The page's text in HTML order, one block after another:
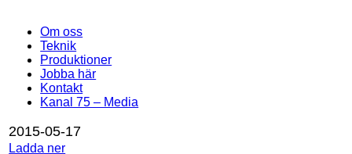
Om oss
Teknik
Produktioner
Jobba här
Kontakt
Kanal 75 – Media
2015-05-17
Ladda ner